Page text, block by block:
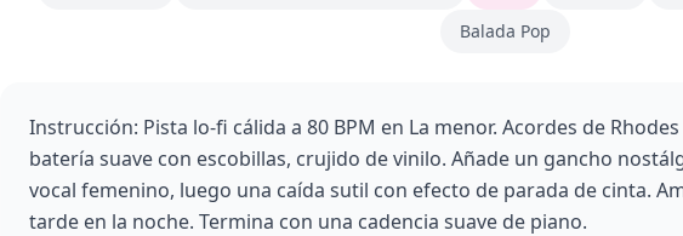
Balada Pop
Instrucción: Pista lo-fi cálida a 80 BPM en La menor. Acordes de
batería suave con escobillas, crujido de vinilo. Añade un gancho
vocal femenino, luego una caída sutil con efecto de parada de cinta.
tarde en la noche. Termina con una cadencia suave de piano.